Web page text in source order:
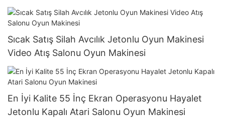
Oyunlar
Sıcak Satış Silah Avcılık Jetonlu Oyun Makinesi
Video Atış Salonu Oyun Makinesi
En İyi Kalite 55 İnç Ekran Operasyonu Hayalet
Jetonlu Kapalı Atari Salonu Oyun Makinesi